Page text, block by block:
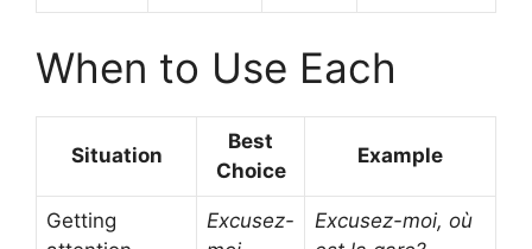
When to Use Each
Situation
Best
Choice
Example
Getting
Excusez-
Excusez-moi, où